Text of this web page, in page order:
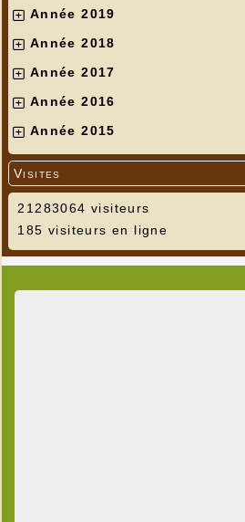
Année 2019
Année 2018
Année 2017
Année 2016
Année 2015
Visites
21283064 visiteurs
185 visiteurs en ligne